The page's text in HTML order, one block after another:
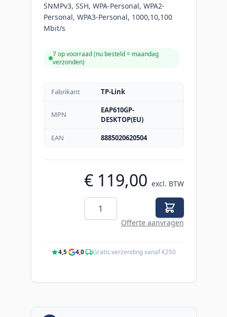
SNMPv3, SSH, WPA-Personal, WPA2-
Personal, WPA3-Personal, 1000,10,100
Mbit/s
7 op voorraad (nu besteld = maandag
verzonden)
Fabrikant TP-Link
MPN
EAP610GP-
DESKTOP(EU)
EAN
8885020620504
€ 119,00 excl. BTW
Aantal
Offerte aanvragen
4,5· 4,0· Gratis verzending vanaf €250